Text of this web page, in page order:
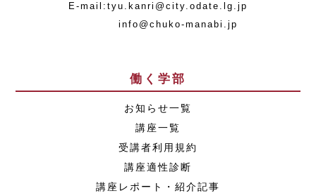
E-mail:tyu.kanri@city.odate.lg.jp
info@chuko-manabi.jp
働く学部
お知らせ一覧
講座一覧
受講者利用規約
講座適性診断
講座レポート・紹介記事